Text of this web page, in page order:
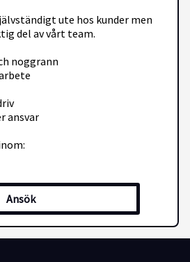
ute hos kunder men
del av vårt team.
noggrann
ansvar
Ansök